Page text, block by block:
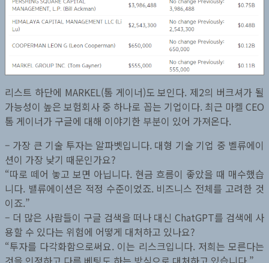
리스트 하단에 MARKEL(톰 게이너)도 보인다. 제2의 버크셔가 될
가능성이 높은 보험회사 중 하나로 꼽는 기업이다. 최근 마켈 CEO
톰 게이너가 구글에 대해 이야기한 부분이 있어 가져온다.
– 가장 큰 기술 투자는 알파벳입니다. 대형 기술 기업 중 벨류에이
션이 가장 낮기 때문인가요?
“따로 떼어 놓고 보면 아닙니다. 현금 흐름이 좋았을 때 매수했습
니다. 밸류에이션은 적정 수준이었죠. 비즈니스 전체를 고려한 것
이죠.”
– 더 많은 사람들이 구글 검색을 떠나 대신 ChatGPT를 검색에 사
용할 수 있다는 위험에 어떻게 대처하고 있나요?
“투자를 다각화함으로써요. 이는 리스크입니다. 저희는 모른다는